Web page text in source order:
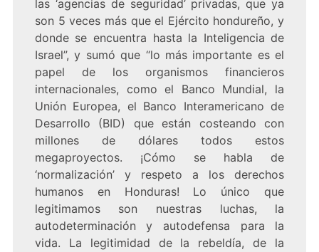
las ‘agencias de seguridad’ privadas, que ya
son 5 veces más que el Ejército hondureño, y
donde se encuentra hasta la Inteligencia de
Israel”, y sumó que “lo más importante es el
papel de los organismos financieros
internacionales, como el Banco Mundial, la
Unión Europea, el Banco Interamericano de
Desarrollo (BID) que están costeando con
millones de dólares todos estos
megaproyectos. ¡Cómo se habla de
‘normalización’ y respeto a los derechos
humanos en Honduras! Lo único que
legitimamos son nuestras luchas, la
autodeterminación y autodefensa para la
vida. La legitimidad de la rebeldía, de la